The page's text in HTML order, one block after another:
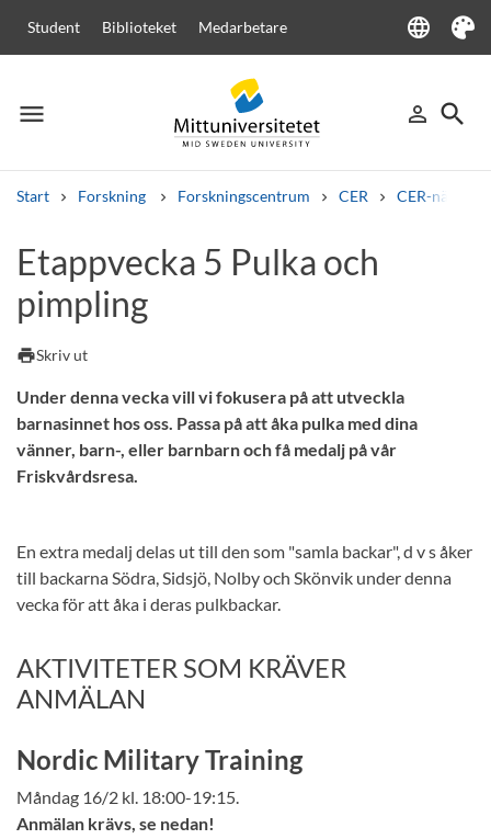
Student Biblioteket Medarbetare language
Language
Tema
menu
Meny person_outline
Logga in
search
Sök
Start Forskning Forskningscentrum CER CER-
Andra söktjänster
Kurser och program
Lediga jobb
Etappvecka 5 Pulka och
pimpling
printSkriv ut
Under denna vecka vill vi fokusera på att utveckla
barnasinnet hos oss. Passa på att åka pulka med dina
vänner, barn-, eller barnbarn och få medalj på vår
Friskvårdsresa.
En extra medalj delas ut till den som "samla backar", d v s åker
till backarna Södra, Sidsjö, Nolby och Skönvik under denna
vecka för att åka i deras pulkbackar.
AKTIVITETER SOM KRÄVER
ANMÄLAN
Nordic Military Training
Måndag 16/2 kl. 18:00-19:15.
Anmälan krävs, se nedan!